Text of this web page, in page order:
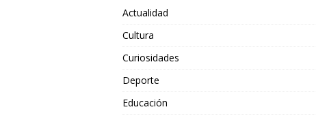
Actualidad
Cultura
Curiosidades
Deporte
Educación